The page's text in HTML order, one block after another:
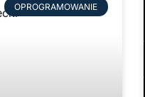
OPROGRAMOWANIE